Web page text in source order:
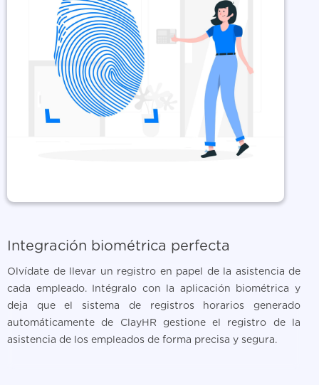
Integración biométrica perfecta
Olvídate de llevar un registro en papel de la asistencia de
cada empleado. Intégralo con la aplicación biométrica y
deja que el sistema de registros horarios generado
automáticamente de ClayHR gestione el registro de la
asistencia de los empleados de forma precisa y segura.